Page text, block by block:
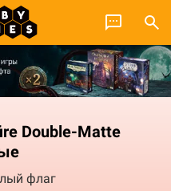
Double-Matte
флаг